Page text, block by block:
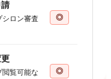
請
シロン審査
◎
閲覧可能な
◎